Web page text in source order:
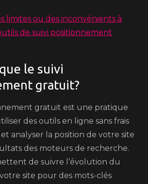
limites ou des inconvénients à
de suivi positionnement
le suivi
gratuit?
gratuit est une pratique
des outils en ligne sans frais
analyser la position de votre site
des moteurs de recherche.
de suivre l’évolution du
site pour des mots-clés